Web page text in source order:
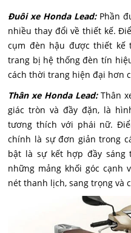
Đuôi xe Honda Lead: Phần
nhiều thay đổi về thiết kế.
cụm đèn hậu được thiết kế
trang bị hệ thống đèn tín
cách thời trang hiện đại hơn
Thân xe Honda Lead:Thân
giác tròn và đầy đặn, là
tương thích với phái nữ.
chính là sự đơn giản trong
bật là sự kết hợp đầy
những mảng khối góc cạnh
nét thanh lịch, sang trọng và